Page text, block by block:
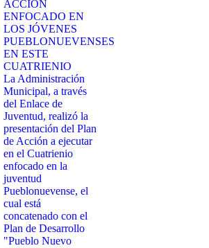
ACCIÓN
ENFOCADO EN
LOS JÓVENES
PUEBLONUEVENSES
EN ESTE
CUATRIENIO
La Administración
Municipal, a través
del Enlace de
Juventud, realizó la
presentación del Plan
de Acción a ejecutar
en el Cuatrienio
enfocado en la
juventud
Pueblonuevense, el
cual está
concatenado con el
Plan de Desarrollo
"Pueblo Nuevo